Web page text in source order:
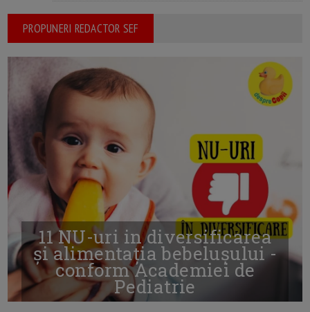
PROPUNERI REDACTOR SEF
11 NU-uri in diversificarea
și alimentația bebelușului -
conform Academiei de
Pediatrie